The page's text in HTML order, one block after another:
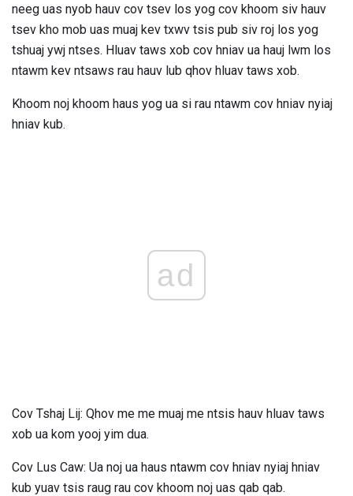
neeg uas nyob hauv cov tsev los yog cov khoom siv hauv
tsev kho mob uas muaj kev txwv tsis pub siv roj los yog
tshuaj ywj ntses. Hluav taws xob cov hniav ua hauj lwm los
ntawm kev ntsaws rau hauv lub qhov hluav taws xob.
Khoom noj khoom haus yog ua si rau ntawm cov hniav nyiaj
hniav kub.
ad
Cov Tshaj Lij: Qhov me me muaj me ntsis hauv hluav taws
xob ua kom yooj yim dua.
Cov Lus Caw: Ua noj ua haus ntawm cov hniav nyiaj hniav
kub yuav tsis raug rau cov khoom noj uas qab qab.